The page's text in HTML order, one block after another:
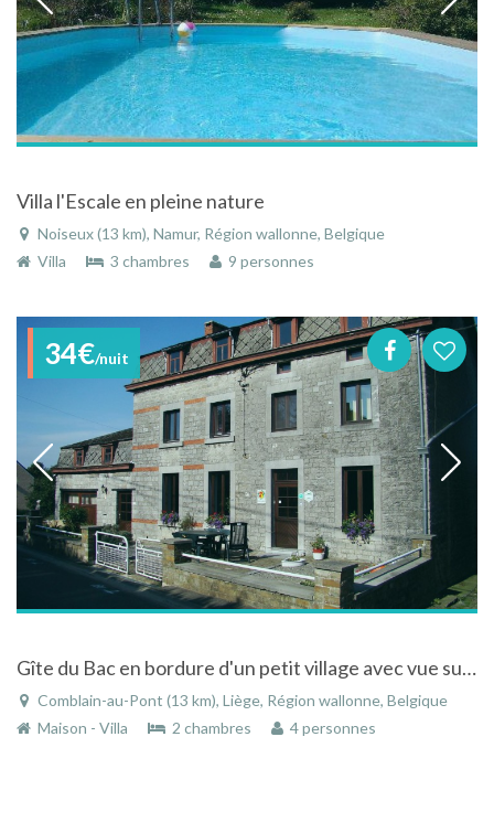
Villa l'Escale en pleine nature
Noiseux (13 km), Namur, Région wallonne, Belgique
Villa
3 chambres 9 personnes
34€/nuit
Gîte du Bac en bordure d'un petit village avec vue sur la vallée de l'Ourthe
Comblain-au-Pont (13 km), Liège, Région wallonne, Belgique
Maison - Villa
2 chambres 4 personnes